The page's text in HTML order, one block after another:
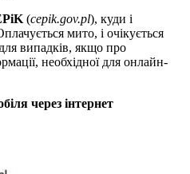
(cepik.gov.pl), куди і
мито, і очікується
випадків, якщо про
необхідної для онлайн-
через інтернет